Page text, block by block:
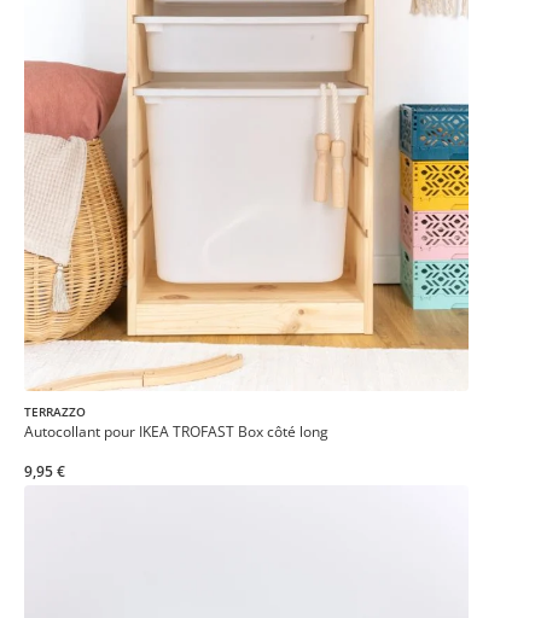
TERRAZZO
Autocollant pour IKEA TROFAST Box côté long
9,95 €